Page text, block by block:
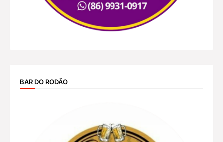
BAR DO RODÃO